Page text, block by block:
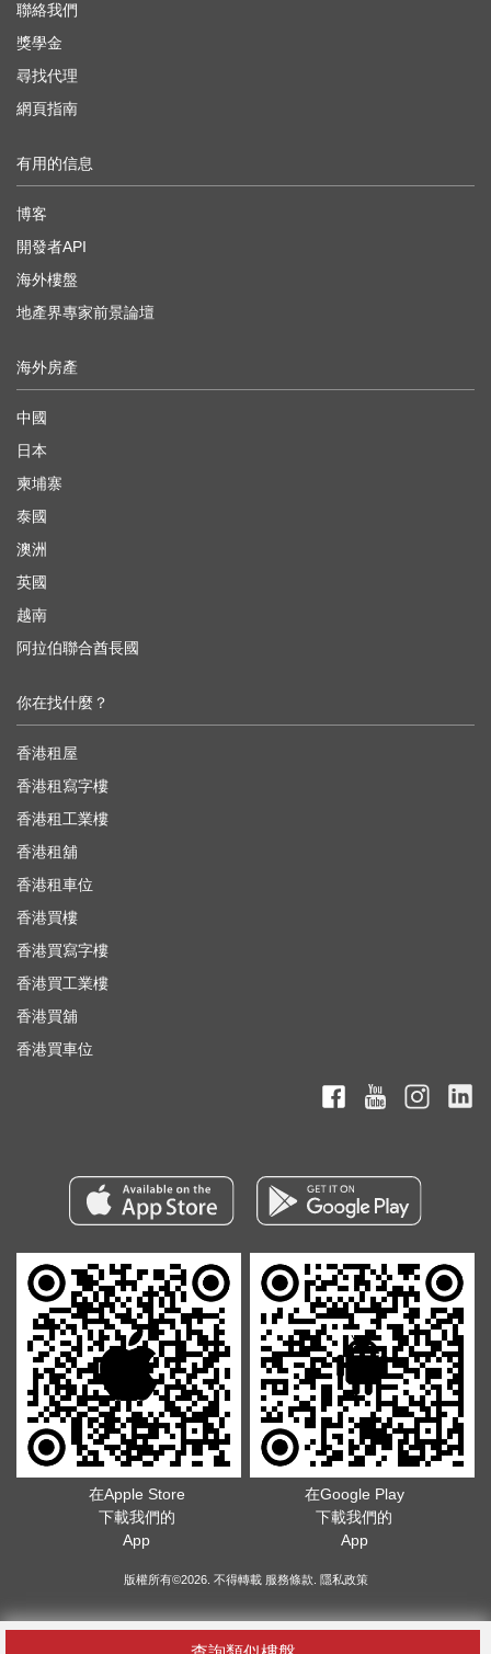
聯絡我們
獎學金
尋找代理
網頁指南
有用的信息
博客
開發者API
海外樓盤
地產界專家前景論壇
海外房產
中國
日本
柬埔寨
泰國
澳洲
英國
越南
阿拉伯聯合酋長國
你在找什麼？
香港租屋
香港租寫字樓
香港租工業樓
香港租舖
香港租車位
香港買樓
香港買寫字樓
香港買工業樓
香港買舖
香港買車位
在Apple Store
下載我們的
App
在Google Play
下載我們的
App
版權所有©2026. 不得轉載 服務條款 隱私政策